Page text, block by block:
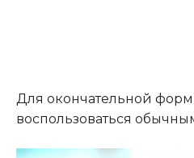
Для окончательной
воспользоваться